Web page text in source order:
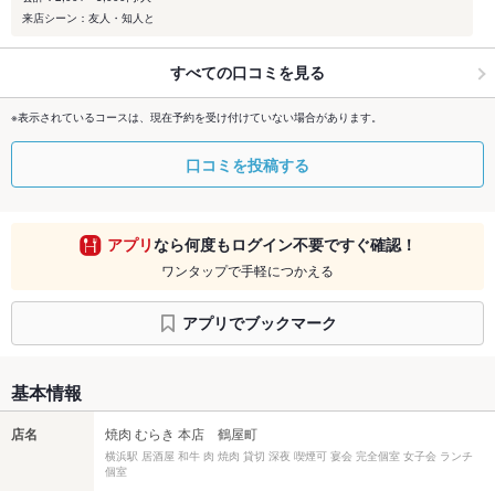
来店シーン：友人・知人と
すべての口コミを見る
※表示されているコースは、現在予約を受け付けていない場合があります。
口コミを投稿する
アプリなら何度もログイン不要ですぐ確認！
ワンタップで手軽につかえる
アプリでブックマーク
基本情報
店名 焼肉 むらき 本店 鶴屋町
横浜駅 居酒屋 和牛 肉 焼肉 貸切 深夜 喫煙可 宴会 完全個室 女子会 ランチ
個室